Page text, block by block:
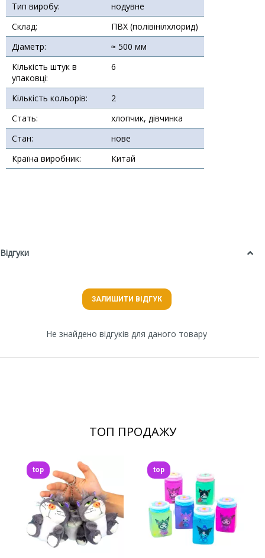
Тип виробу:
нодувне
Склад:
ПВХ (полівінілхлорид)
Діаметр:
≈ 500 мм
Кількість штук в
упаковці:
6
Кількість кольорів:
2
Стать:
хлопчик, дівчинка
Стан:
нове
Країна виробник:
Китай
Відгуки
ЗАЛИШИТИ ВІДГУК
Не знайдено відгуків для даного товару
ТОП ПРОДАЖУ
top top